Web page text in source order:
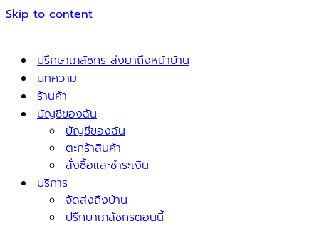
Skip to content
ปรึกษาเภสัชกร ส่งยาถึงหน้าบ้าน
บทความ
ร้านค้า
บัญชีของฉัน
บัญชีของฉัน
ตะกร้าสินค้า
สั่งซื้อและชำระเงิน
บริการ
จัดส่งถึงบ้าน
ปรึกษาเภสัชกรตอนนี้